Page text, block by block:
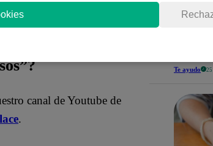
se me ocurrió eso, pero
, reveló entre risas.
canal de Youtube de
.
Revisa
como
Te ayudo 25